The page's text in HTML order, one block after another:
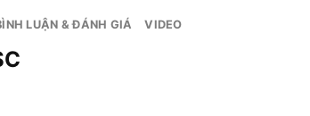
LUẬN & ĐÁNH GIÁ VIDEO
220VAC MPE